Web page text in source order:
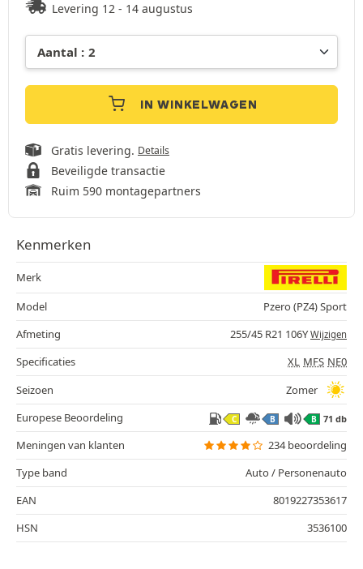
Levering 12 - 14 augustus
IN WINKELWAGEN
Gratis levering. Details
Beveiligde transactie
Ruim 590 montagepartners
Kenmerken
Merk
Model
Pzero (PZ4) Sport
Afmeting
255/45 R21 106Y Wijzigen
Specificaties XL MFS NE0
Seizoen
Zomer
Europese Beoordeling
C B B 71 db
Meningen van klanten
234 beoordeling
Type band
Auto / Personenauto
EAN
8019227353617
HSN
3536100